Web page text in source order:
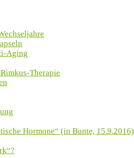
Aging
Therapie
Hormone“ (in Bunte, 15.9.2016)